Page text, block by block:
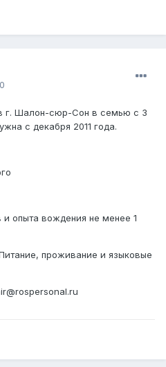
г. Шалон-сюр-Сон в семью с 3
с декабря 2011 года.
и опыта вождения не менее 1
проживание и языковые